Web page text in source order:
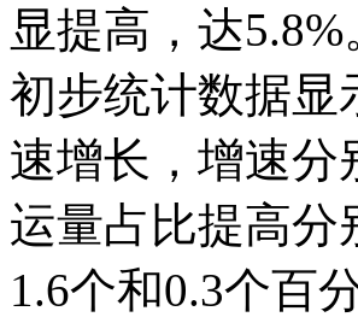
显提高，达5.8%
初步统计数据显
速增长，增速分
运量占比提高分
1.6个和0.3个百